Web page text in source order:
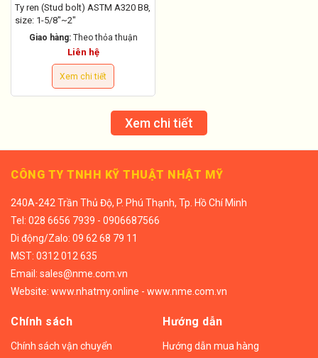
Ty ren (Stud bolt) ASTM A320 B8,
size: 1-5/8"~2"
Giao hàng: Theo thỏa thuận
Liên hệ
Xem chi tiết
Xem chi tiết
CÔNG TY TNHH KỸ THUẬT NHẬT MỸ
240A-242 Trần Thủ Độ, P. Phú Thạnh, Tp. Hồ Chí Minh
Tel: 028 6656 7939 - 0906687566
Di động/Zalo: 09 62 68 79 11
MST: 0312 012 635
Email: sales@nme.com.vn
Website: www.nhatmy.online - www.nme.com.vn
Chính sách
Chính sách vận chuyển
Hướng dẫn
Hướng dẫn mua hàng